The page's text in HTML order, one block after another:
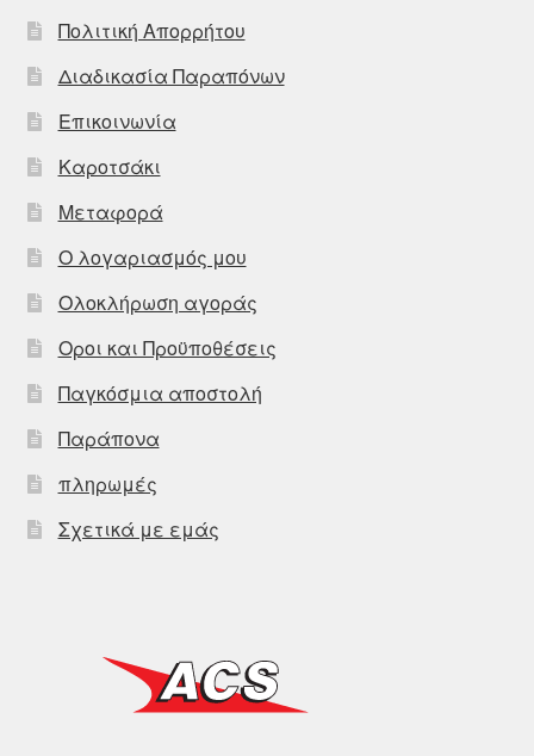
Πολιτική Απορρήτου
Διαδικασία Παραπόνων
Επικοινωνία
Καροτσάκι
Μεταφορά
Ο λογαριασμός μου
Ολοκλήρωση αγοράς
Οροι και Προϋποθέσεις
Παγκόσμια αποστολή
Παράπονα
πληρωμές
Σχετικά με εμάς